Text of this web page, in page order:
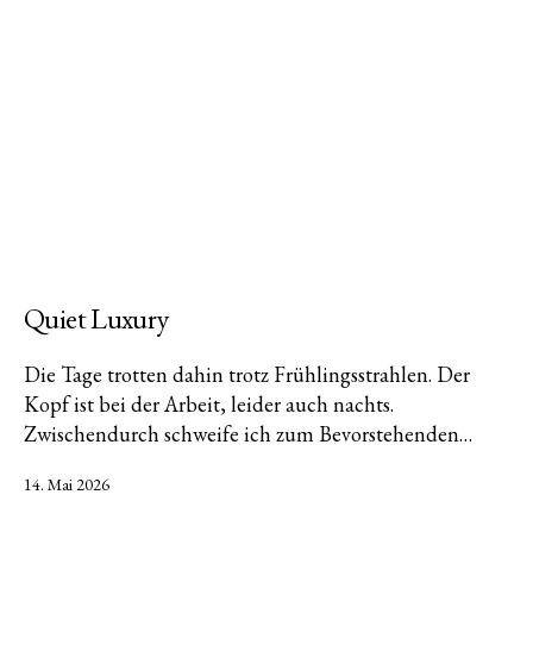
Quiet Luxury
Die Tage trotten dahin trotz Frühlingsstrahlen. Der
Kopf ist bei der Arbeit, leider auch nachts.
Zwischendurch schweife ich zum Bevorstehenden…
Veröffentlicht
14. Mai 2026